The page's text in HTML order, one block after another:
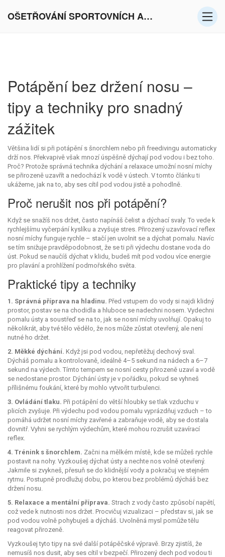
OŠETŘOVÁNÍ SPORTOVNÍCH AKTIVIT V EVROPĚ
Potápění bez držení nosu –
tipy a techniky pro snadný
zážitek
Většina lidí si při potápění s šnorchlem nebo při freedivingu automaticky
drží nos. Překvapivě však mnozí úspěšně dýchají pod vodou i bez toho.
Proč? Protože správná technika dýchání a relaxace umožní nosní míchy
se přirozeně uzavřít a nedochází k vodě v ústech. V tomto článku ti
ukážeme, jak na to, aby ses cítil pod vodou jistě a pohodlně.
Proč nerušit nos při potápění?
Když se snažíš nos držet, často napínáš čelist a dýchací svaly. To vede k
rychlejšímu vyčerpání kyslíku a zvyšuje stres. Přirozený uzavřovací reflex
nosní míchy funguje rychle – stačí jen uvolnit se a dýchat pomalu. Navíc
se tím snižuje pravděpodobnost, že se ti při výdechu dostane voda do
úst. Pokud se naučíš dýchat v klidu, budeš mít pod vodou více energie
pro plavání a prohlížení podmořského světa.
Praktické tipy a techniky
1. Správná příprava na hladinu. Před vstupem do vody si najdi klidný
prostor, postav se na chodidla a hluboce se nadechni nosem. Vydechni
pomalu ústy a soustřeď se na to, jak se nosní míchy uvolňují. Opakuj to
několikrát, aby tvé tělo vědělo, že nos může zůstat otevřený, ale není
nutné ho držet.
2. Měkké dýchání. Když jsi pod vodou, nepřetěžuj dechový sval.
Dýcháš pomalu a kontrolovaně, ideálně 4–5 sekund na nádech a 6–7
sekund na výdech. Tímto tempem se nosní cesty přirozeně uzaví a vodě
se nedostane prostor. Dýchání ústy je v pořádku, pokud se vyhneš
přílišnému foukání, které by mohlo vytvořit turbulenci.
3. Ovládání tlaku. Při potápění do větší hloubky se tlak vzduchu v
plicích zvyšuje. Při výdechu pod vodou pomalu vyprázdňuj vzduch – to
pomáhá udržet nosní míchy zavřené a zabraňuje vodě, aby se dostala
dovnitř. Vyhni se rychlým výdechům, které mohou rozrušit uzavírací
reflex.
4. Trénink s šnorchlem. Začni na mělkém místě, kde se můžeš rychle
postavit na nohy. Vyzkoušej dýchat ústy a nechte nos volně otevřený.
Jakmile si zvykneš, přesuň se do klidnější vody a pokračuj ve stejném
rytmu. Postupně prodlužuj dobu, po kterou bez problémů dýcháš bez
držení nosu.
5. Relaxace a mentální příprava. Strach z vody často způsobí napětí,
což vede k nutnosti nos držet. Procvičuj vizualizaci – představ si, jak se
pod vodou volně pohybuješ a dýcháš. Uvolněná mysl pomůže tělu
reagovat přirozeně.
Vyzkoušej tyto tipy na své další potápěčské výpravě. Brzy zjistíš, že
nemusíš nos dusit, aby ses cítil v bezpečí. Přirozený dech pod vodou ti